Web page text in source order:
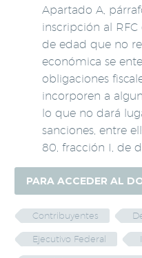
Apartado A,
inscripción al RFC
de edad que no
económica se
obligaciones
incorporen a
lo que no dará
sanciones, entre
80, fracción I, de
PARA ACCEDER AL
Contribuyentes
Ejecutivo Federal